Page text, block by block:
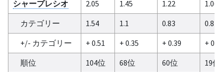
シャープレシオ
2.05 1.45 1.22
1.06
カテゴリー
1.54 1.1 0.83
0.84
+/- カテゴリー
+ 0.51 + 0.35 + 0.39
+
順位
104位 68位 60位
19位